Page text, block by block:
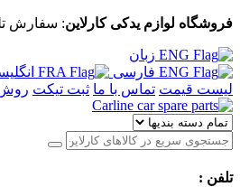
فروشگاه لوازم یدکی کارلاین: سفارش
زبان
فارسی
لیست قیمت تماس با ما ثبت تیکت روش
تلفن :